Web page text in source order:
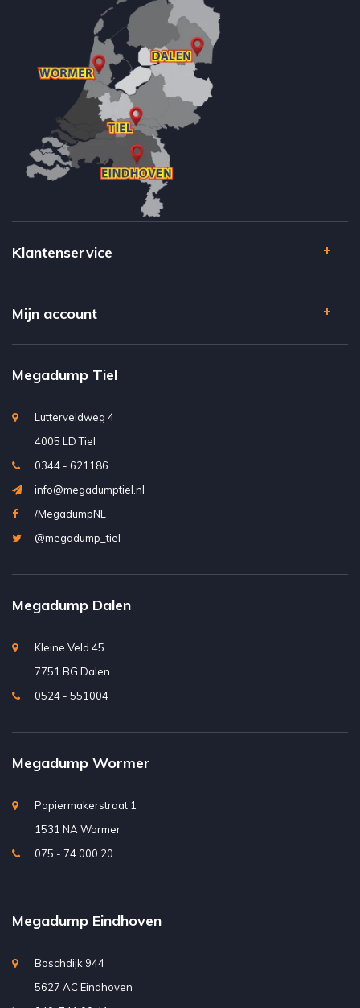
Klantenservice
Mijn account
Megadump Tiel
Lutterveldweg 4
4005 LD Tiel
0344 - 621186
info@megadumptiel.nl
/MegadumpNL
@megadump_tiel
Megadump Dalen
Kleine Veld 45
7751 BG Dalen
0524 - 551004
Megadump Wormer
Papiermakerstraat 1
1531 NA Wormer
075 - 74 000 20
Megadump Eindhoven
Boschdijk 944
5627 AC Eindhoven